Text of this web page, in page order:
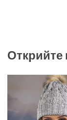
Открийте